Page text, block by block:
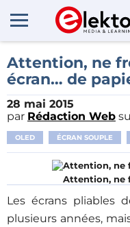
Attention, ne
écran… de
28 mai 2015
par Rédaction Web
OLED ÉCRAN SOUPLE
Attention, ne
Les écrans pliables
plusieurs années,